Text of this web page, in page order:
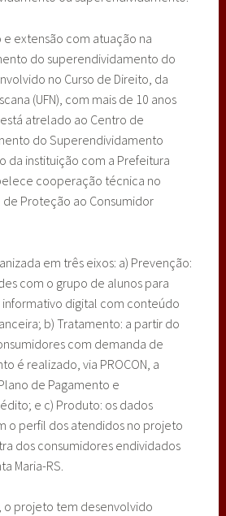
extensão com atuação na
do superendividamento do
no Curso de Direito, da
(UFN), com mais de 10 anos
atrelado ao Centro de
do Superendividamento
da instituição com a Prefeitura
cooperação técnica no
de Proteção ao Consumidor
em três eixos: a) Prevenção:
com o grupo de alunos para
digital com conteúdo
b) Tratamento: a partir do
com demanda de
é realizado, via PROCON, a
de Pagamento e
e c) Produto: os dados
o perfil dos atendidos no projeto
dos consumidores endividados
Maria-RS.
o projeto tem desenvolvido